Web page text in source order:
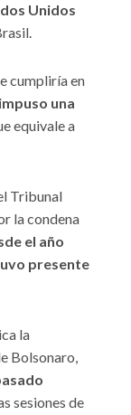
Unidos
cumpliría en
una
equivale a
Tribunal
la condena
el año
presente
la
Bolsonaro,
sesiones de